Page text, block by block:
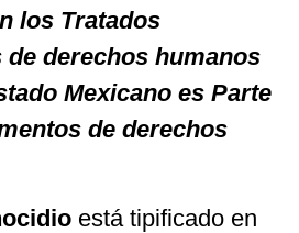
los Tratados
derechos humanos
Mexicano es Parte
de derechos
está tipificado en